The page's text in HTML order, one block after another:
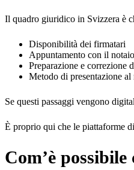
Il quadro giuridico in Svizzera è
Disponibilità dei firmatari
Appuntamento con il notaio
Preparazione e correzione
Metodo di presentazione
Se questi passaggi vengono
È proprio qui che le piattaforme
Com’è